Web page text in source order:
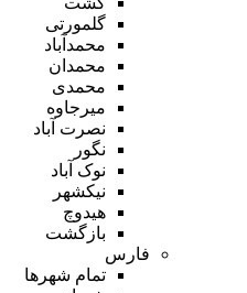
گلمورتی
محمدآباد
محمدان
محمدی
میرجاوه
نصرت آباد
نگور
نوک آباد
نیکشهر
هیدوچ
بازگشت
فارس
تمام شهر‌ها